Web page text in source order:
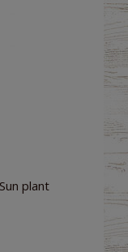
plant